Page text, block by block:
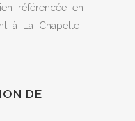
référencée en
à La Chapelle-
DE